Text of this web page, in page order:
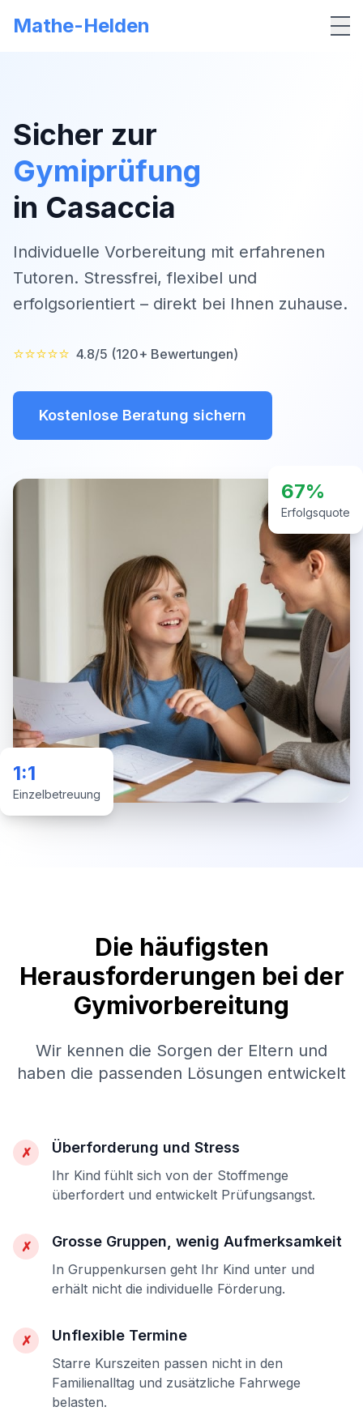
Mathe-Helden
Sicher zur
Gymiprüfung
in Casaccia
Individuelle Vorbereitung mit erfahrenen
Tutoren. Stressfrei, flexibel und
erfolgsorientiert – direkt bei Ihnen zuhause.
⭐⭐⭐⭐⭐ 4.8/5 (120+ Bewertungen)
Kostenlose Beratung sichern
67%
Erfolgsquote
1:1
Einzelbetreuung
Die häufigsten
Herausforderungen bei der
Gymivorbereitung
Wir kennen die Sorgen der Eltern und
haben die passenden Lösungen entwickelt
✗ Überforderung und Stress
Ihr Kind fühlt sich von der Stoffmenge
überfordert und entwickelt Prüfungsangst.
✗ Grosse Gruppen, wenig Aufmerksamkeit
In Gruppenkursen geht Ihr Kind unter und
erhält nicht die individuelle Förderung.
✗ Unflexible Termine
Starre Kurszeiten passen nicht in den
Familienalltag und zusätzliche Fahrwege
belasten.